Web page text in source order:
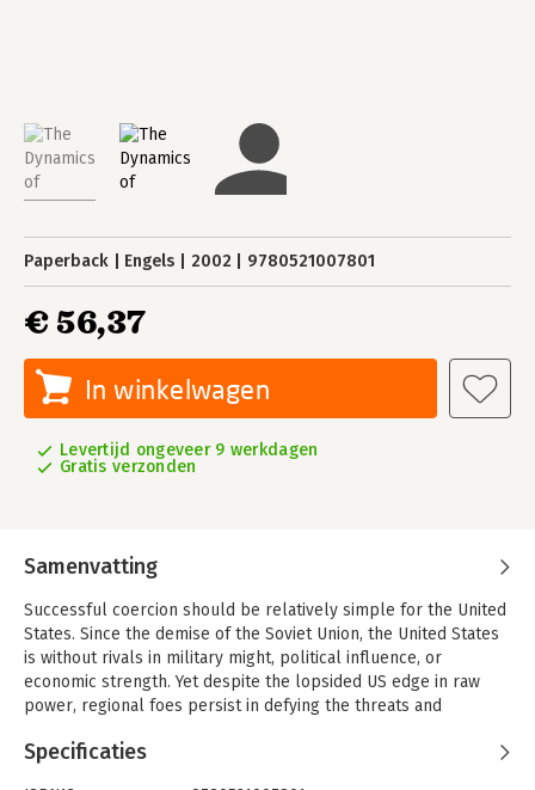
Paperback Engels 2002 9780521007801
€ 56,37
In winkelwagen
Levertijd ongeveer 9 werkdagen
Gratis verzonden
Samenvatting
Successful coercion should be relatively simple for the United
States. Since the demise of the Soviet Union, the United States
is without rivals in military might, political influence, or
economic strength. Yet despite the lopsided US edge in raw
power, regional foes persist in defying the threats and
book examines why some attempts to strong-arm an adversary
Specificaties